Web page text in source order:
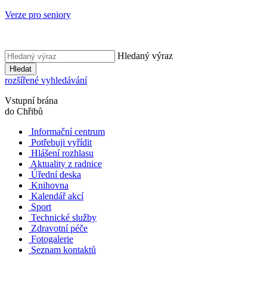
Verze pro seniory
Hledaný výraz
Hledat
rozšířené vyhledávání
Vstupní brána
do Chřibů
Informační centrum
Potřebuji vyřídit
Hlášení rozhlasu
Aktuality z radnice
Úřední deska
Knihovna
Kalendář akcí
Sport
Technické služby
Zdravotní péče
Fotogalerie
Seznam kontaktů